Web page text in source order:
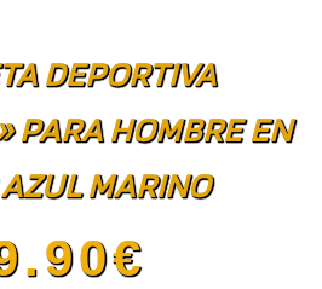
DEPORTIVA
PARA HOMBRE EN
MARINO
€